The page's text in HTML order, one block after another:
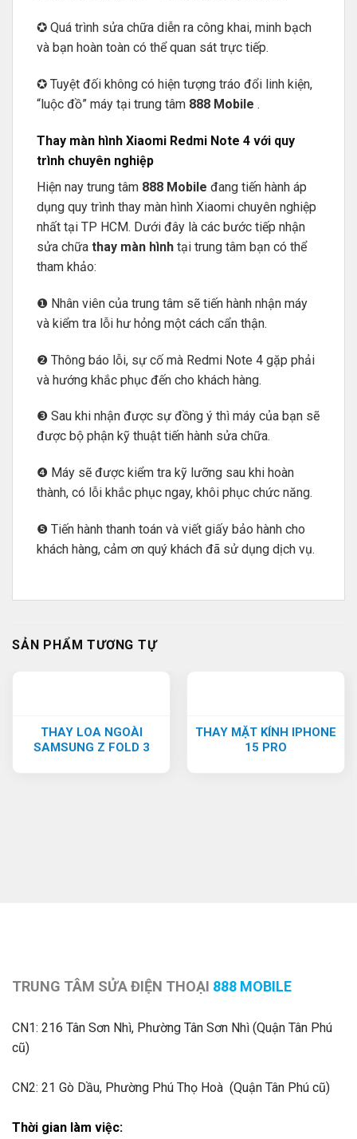
✪ Quá trình sửa chữa diễn ra công khai, minh bạch
và bạn hoàn toàn có thể quan sát trực tiếp.
✪ Tuyệt đối không có hiện tượng tráo đổi linh kiện,
“luộc đồ” máy tại trung tâm 888 Mobile .
Thay màn hình Xiaomi Redmi Note 4 với quy
trình chuyên nghiệp
Hiện nay trung tâm 888 Mobile đang tiến hành áp
dụng quy trình thay màn hình Xiaomi chuyên nghiệp
nhất tại TP HCM. Dưới đây là các bước tiếp nhận
sửa chữa thay màn hình tại trung tâm bạn có thể
tham khảo:
❶ Nhân viên của trung tâm sẽ tiến hành nhận máy
và kiểm tra lỗi hư hỏng một cách cẩn thận.
❷ Thông báo lỗi, sự cố mà Redmi Note 4 gặp phải
và hướng khắc phục đến cho khách hàng.
❸ Sau khi nhận được sự đồng ý thì máy của bạn sẽ
được bộ phận kỹ thuật tiến hành sửa chữa.
❹ Máy sẽ được kiểm tra kỹ lưỡng sau khi hoàn
thành, có lỗi khắc phục ngay, khôi phục chức năng.
❺ Tiến hành thanh toán và viết giấy bảo hành cho
khách hàng, cảm ơn quý khách đã sử dụng dịch vụ.
SẢN PHẨM TƯƠNG TỰ
THAY LOA NGOÀI
SAMSUNG Z FOLD 3
THAY MẶT KÍNH IPHONE
15 PRO
TRUNG TÂM SỬA ĐIỆN THOẠI 888 MOBILE
CN1: 216 Tân Sơn Nhì, Phường Tân Sơn Nhì (Quận Tân Phú
cũ)
CN2: 21 Gò Dầu, Phường Phú Thọ Hoà (Quận Tân Phú cũ)
Thời gian làm việc: